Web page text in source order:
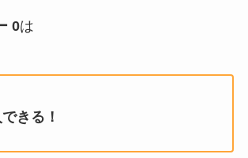
0は
きる！